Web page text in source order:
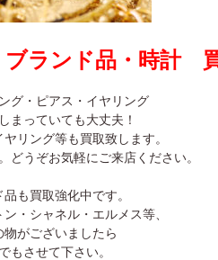
ランド品・時計
グ・ピアス・イヤリング
まっていても大丈夫！
リング等も買取致します。
どうぞお気軽にご来店ください。
も買取強化中です。
・シャネル・エルメス等、
がございましたら
もさせて下さい。